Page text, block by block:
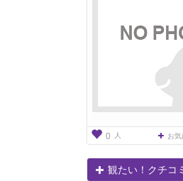
0 人 お
観たい！クチコ